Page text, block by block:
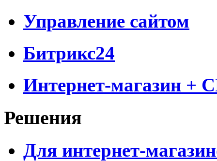
Управление сайтом
Битрикс24
Интернет-магазин +
Решения
Для интернет-